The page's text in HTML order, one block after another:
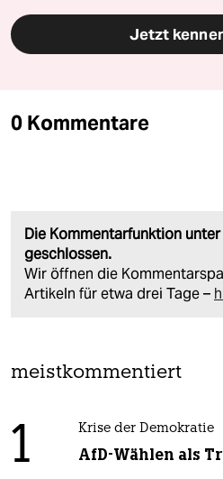
Jetzt
0 Kommentare
Die Kommentarfunktion
geschlossen.
Wir öffnen die
Artikeln für etwa drei Tage –
meistkommentiert
1 Krise der Demokratie
AfD-Wählen als